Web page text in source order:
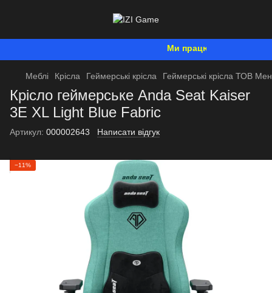
Ми працюємо. Все буде
Меблі Крісла Геймерські крісла Геймерські крісла ТОВ
Крісло геймерське Anda Seat Kaiser
3E XL Light Blue Fabric
Артикул: 000002643 Написати відгук
−11%